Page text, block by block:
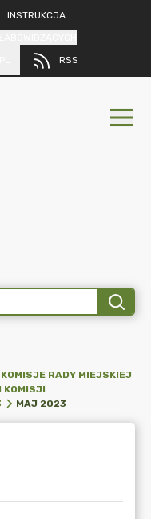
INSTRUKCJA
RSS
KOMISJE RADY MIEJSKIEJ
KOMISJI
MAJ 2023